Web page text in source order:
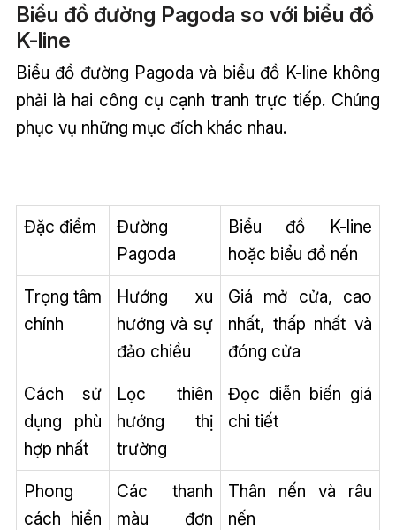
Biểu đồ đường Pagoda so với biểu đồ
K-line
Biểu đồ đường Pagoda và biểu đồ K-line không
phải là hai công cụ cạnh tranh trực tiếp. Chúng
phục vụ những mục đích khác nhau.
Đặc điểm
Đường
Pagoda
Biểu đồ K-line
hoặc biểu đồ nến
Trọng tâm
chính
Hướng xu
hướng và sự
đảo chiều
Giá mở cửa, cao
nhất, thấp nhất và
đóng cửa
Cách sử
dụng phù
hợp nhất
Lọc thiên
hướng thị
trường
Đọc diễn biến giá
chi tiết
Phong
cách hiển
Các thanh
màu đơn
Thân nến và râu
nến